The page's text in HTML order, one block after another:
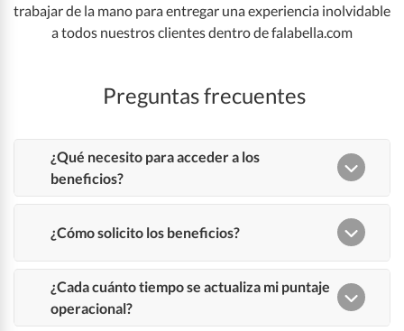
trabajar de la mano para entregar una experiencia inolvidable
a todos nuestros clientes dentro de falabella.com
Preguntas frecuentes